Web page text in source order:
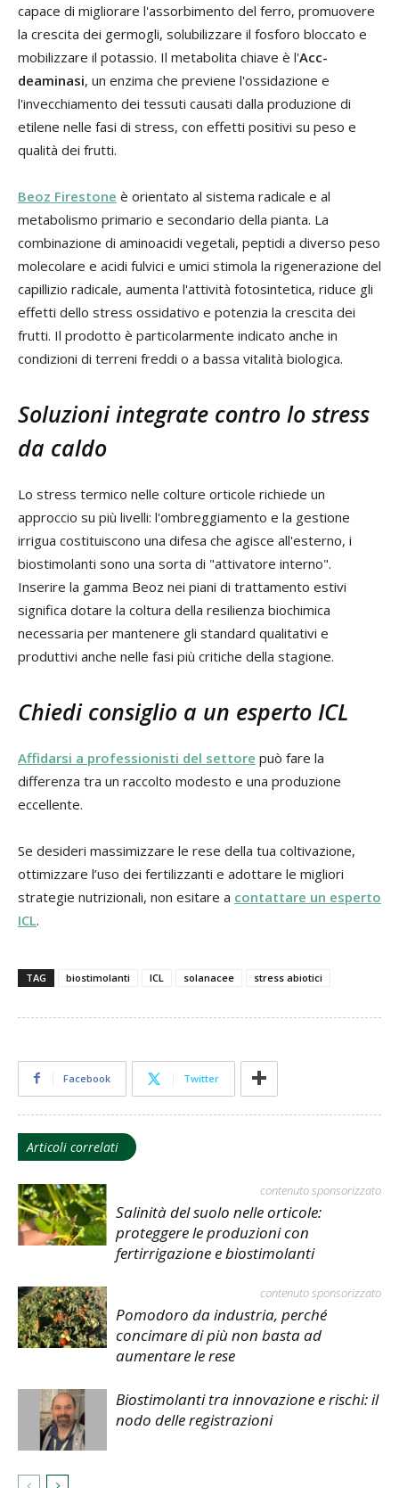
capace di migliorare l'assorbimento del ferro, promuovere
la crescita dei germogli, solubilizzare il fosforo bloccato e
mobilizzare il potassio. Il metabolita chiave è l'Acc-
deaminasi, un enzima che previene l'ossidazione e
l'invecchiamento dei tessuti causati dalla produzione di
etilene nelle fasi di stress, con effetti positivi su peso e
qualità dei frutti.
Beoz Firestone è orientato al sistema radicale e al
metabolismo primario e secondario della pianta. La
combinazione di aminoacidi vegetali, peptidi a diverso peso
molecolare e acidi fulvici e umici stimola la rigenerazione del
capillizio radicale, aumenta l'attività fotosintetica, riduce gli
effetti dello stress ossidativo e potenzia la crescita dei
frutti. Il prodotto è particolarmente indicato anche in
condizioni di terreni freddi o a bassa vitalità biologica.
Soluzioni integrate contro lo stress
da caldo
Lo stress termico nelle colture orticole richiede un
approccio su più livelli: l'ombreggiamento e la gestione
irrigua costituiscono una difesa che agisce all'esterno, i
biostimolanti sono una sorta di "attivatore interno".
Inserire la gamma Beoz nei piani di trattamento estivi
significa dotare la coltura della resilienza biochimica
necessaria per mantenere gli standard qualitativi e
produttivi anche nelle fasi più critiche della stagione.
Chiedi consiglio a un esperto ICL
Affidarsi a professionisti del settore può fare la
differenza tra un raccolto modesto e una produzione
eccellente.
Se desideri massimizzare le rese della tua coltivazione,
ottimizzare l’uso dei fertilizzanti e adottare le migliori
strategie nutrizionali, non esitare a contattare un esperto
ICL.
TAG biostimolanti ICL solanacee stress abiotici
Facebook Twitter
Articoli correlati
contenuto sponsorizzato
Salinità del suolo nelle orticole:
proteggere le produzioni con
fertirrigazione e biostimolanti
contenuto sponsorizzato
Pomodoro da industria, perché
concimare di più non basta ad
aumentare le rese
Biostimolanti tra innovazione e rischi: il
nodo delle registrazioni